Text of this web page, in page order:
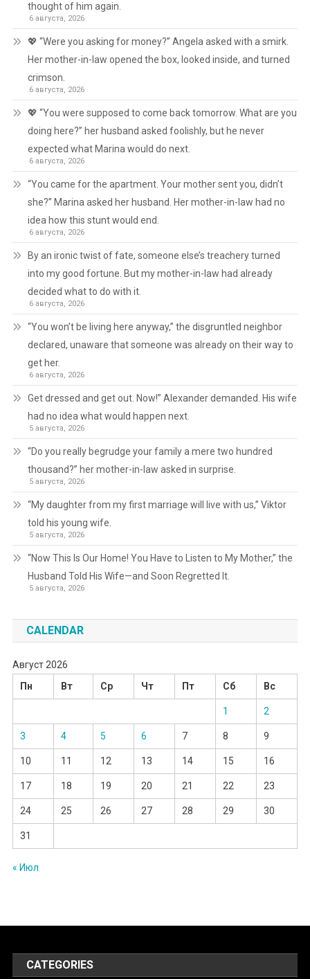
thought of him again.
6 августа, 2026
💖 “Were you asking for money?” Angela asked with a smirk.
Her mother-in-law opened the box, looked inside, and turned
crimson.
6 августа, 2026
💖 “You were supposed to come back tomorrow. What are you
doing here?” her husband asked foolishly, but he never
expected what Marina would do next.
6 августа, 2026
“You came for the apartment. Your mother sent you, didn’t
she?” Marina asked her husband. Her mother-in-law had no
idea how this stunt would end.
6 августа, 2026
By an ironic twist of fate, someone else’s treachery turned
into my good fortune. But my mother-in-law had already
decided what to do with it.
6 августа, 2026
“You won’t be living here anyway,” the disgruntled neighbor
declared, unaware that someone was already on their way to
get her.
6 августа, 2026
Get dressed and get out. Now!” Alexander demanded. His wife
had no idea what would happen next.
5 августа, 2026
“Do you really begrudge your family a mere two hundred
thousand?” her mother-in-law asked in surprise.
5 августа, 2026
“My daughter from my first marriage will live with us,” Viktor
told his young wife.
5 августа, 2026
“Now This Is Our Home! You Have to Listen to My Mother,” the
Husband Told His Wife—and Soon Regretted It.
5 августа, 2026
CALENDAR
Август 2026
Пн
Вт Ср Чт Пт Сб Вс
1 2
3 4 5 6 7 8 9
10 11 12 13 14 15 16
17 18 19 20 21 22 23
24 25 26 27 28 29 30
31
« Июл
CATEGORIES